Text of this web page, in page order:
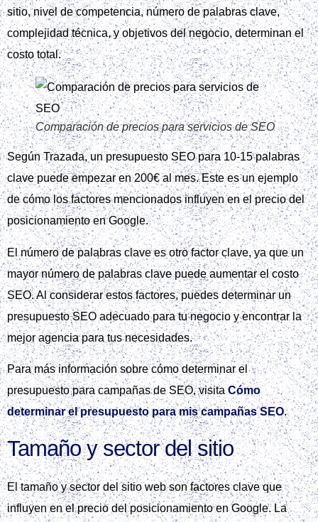
sitio, nivel de competencia, número de palabras clave,
complejidad técnica, y objetivos del negocio, determinan el
costo total.
Comparación de precios para servicios de SEO
Según Trazada, un presupuesto SEO para 10-15 palabras
clave puede empezar en 200€ al mes. Este es un ejemplo
de cómo los factores mencionados influyen en el precio del
posicionamiento en Google.
El número de palabras clave es otro factor clave, ya que un
mayor número de palabras clave puede aumentar el costo
SEO. Al considerar estos factores, puedes determinar un
presupuesto SEO adecuado para tu negocio y encontrar la
mejor agencia para tus necesidades.
Para más información sobre cómo determinar el
presupuesto para campañas de SEO, visitaCómo
determinar el presupuesto para mis campañas SEO.
Tamaño y sector del sitio
El tamaño y sector del sitio web son factores clave que
influyen en el precio del posicionamiento en Google. La